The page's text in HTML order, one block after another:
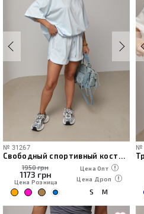
№ 31267
Свободный спортивный костюм из футболки и шорт
1950 грн
1173 грн
Цена Розница
Цена Опт
Цена Дроп
S M
№